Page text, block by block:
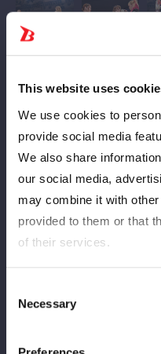
This website uses
We use cookies to
provide social media
We also share
our social media,
may combine it with
provided to them or that
of their services.
Selection
Necessary
waveの炎華だった。もちろ
他団体の選手を相手にこの
炎華が握手を求めるが、星
を入れる。ロープに振り合
ック。星来がかわし、とも
来が手を差し出すと、炎華
め込みの応酬。ギリギリで
クを炎華がかわす、星来が
は串刺し側転エルボー。星
来に振られた炎華がセカン